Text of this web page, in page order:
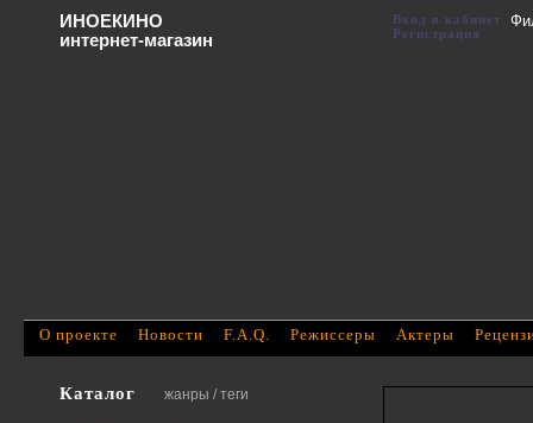
Каталог жанры / теги
О проекте Новости F.A.Q. Режиссеры Актеры
ИНОЕКИНО
интернет-магазин
Вход в кабинет
Регистрация